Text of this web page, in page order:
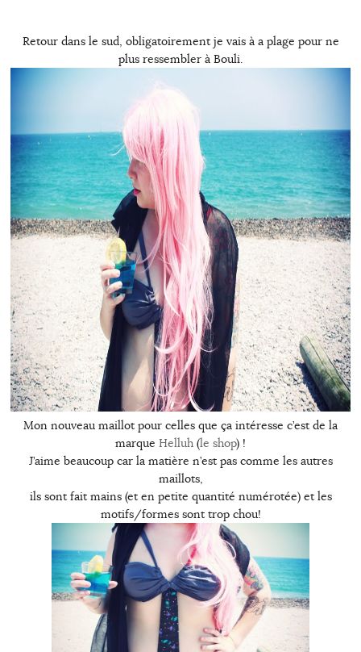
Retour dans le sud, obligatoirement je vais à a plage pour ne
plus ressembler à Bouli.
Mon nouveau maillot pour celles que ça intéresse c’est de la
marque Helluh (le shop) !
J’aime beaucoup car la matière n’est pas comme les autres
maillots,
ils sont fait mains (et en petite quantité numérotée) et les
motifs/formes sont trop chou!